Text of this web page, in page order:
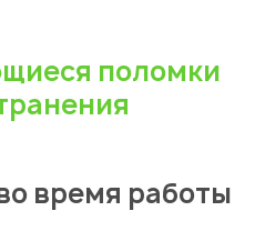
поломки
время работы